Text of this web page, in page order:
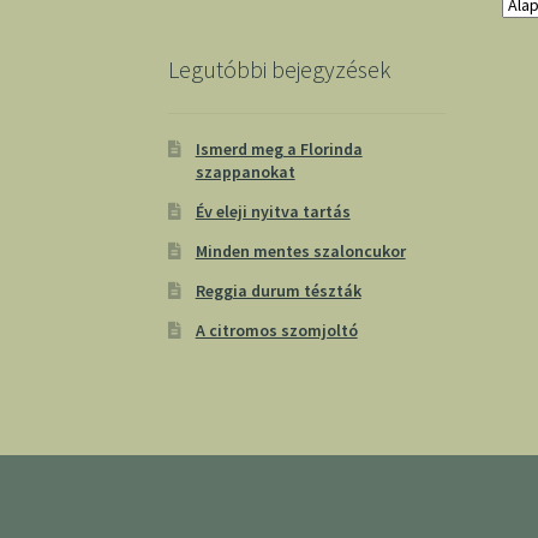
Legutóbbi bejegyzések
Ismerd meg a Florinda
szappanokat
Év eleji nyitva tartás
Minden mentes szaloncukor
Reggia durum tészták
A citromos szomjoltó